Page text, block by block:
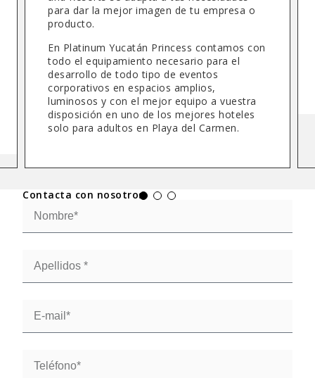
para dar la mejor imagen de tu empresa o
producto.
En Platinum Yucatán Princess contamos con
todo el equipamiento necesario para el
desarrollo de todo tipo de eventos
corporativos en espacios amplios,
luminosos y con el mejor equipo a vuestra
disposición en uno de los mejores hoteles
solo para adultos en Playa del Carmen.
Contacta con nosotros